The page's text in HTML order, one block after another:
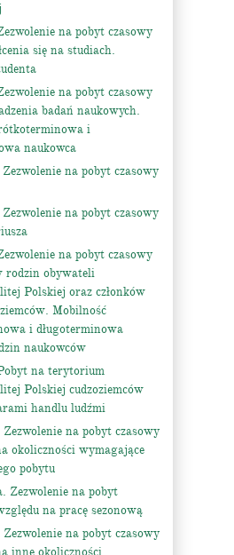
na pobyt czasowy
się na studiach.
na pobyt czasowy
badań naukowych.
i
naukowca
Zezwolenie na pobyt czasowy
Zezwolenie na pobyt czasowy
na pobyt czasowy
rodzin obywateli
Polskiej oraz członków
Mobilność
i długoterminowa
naukowców
na terytorium
Polskiej cudzoziemców
handlu ludźmi
Zezwolenie na pobyt czasowy
okoliczności wymagające
pobytu
Zezwolenie na pobyt
na pracę sezonową
Zezwolenie na pobyt czasowy
inne okoliczności